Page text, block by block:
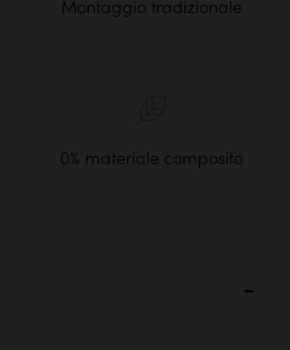
Montaggio tradizionale
0% materiale composito